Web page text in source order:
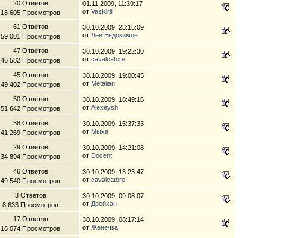
20 Ответов
18 605 Просмотров
01.11.2009, 11:39:17
отVasKirill
61 Ответов
59 001 Просмотров
30.10.2009, 23:16:09
от Лев Евдокимов
47 Ответов
46 582 Просмотров
30.10.2009, 19:22:30
отcavalcatore
45 Ответов
49 402 Просмотров
30.10.2009, 19:00:45
от Metalian
50 Ответов
51 642 Просмотров
30.10.2009, 18:49:16
отAlexeysh
38 Ответов
41 269 Просмотров
30.10.2009, 15:37:33
от Мыха
29 Ответов
34 894 Просмотров
30.10.2009, 14:21:08
от Docent
46 Ответов
49 540 Просмотров
30.10.2009, 13:23:47
отcavalcatore
3 Ответов
8 633 Просмотров
30.10.2009, 09:08:07
от Дрейхан
17 Ответов
16 074 Просмотров
30.10.2009, 08:17:14
отЖенечка